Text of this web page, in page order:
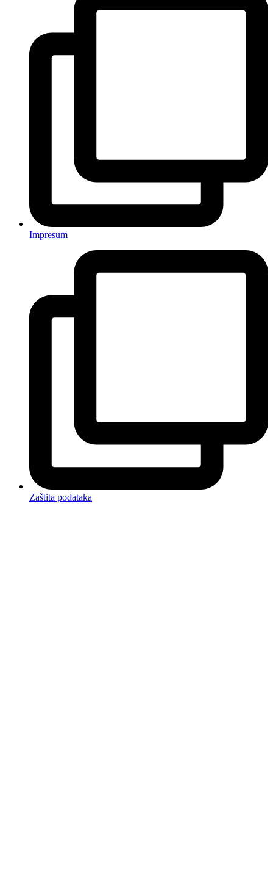
Impresum
Zaštita podataka